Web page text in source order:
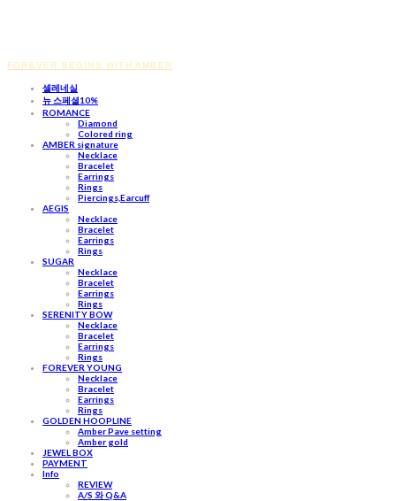
FOREVER BEGINS WITH AMBER
셀레네실
뉴 스페셜10%
ROMANCE
Diamond
Colored ring
AMBER signature
Necklace
Bracelet
Earrings
Rings
Piercings,Earcuff
AEGIS
Necklace
Bracelet
Earrings
Rings
SUGAR
Necklace
Bracelet
Earrings
Rings
SERENITY BOW
Necklace
Bracelet
Earrings
Rings
FOREVER YOUNG
Necklace
Bracelet
Earrings
Rings
GOLDEN HOOPLINE
Amber Pave setting
Amber gold
JEWEL BOX
PAYMENT
Info
REVIEW
A/S 와 Q&A